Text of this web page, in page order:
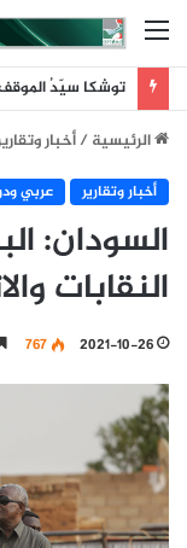
القائمة
توشكا سيّدُ
الرئيسية/أخبار
أخبار وتقارير عربي
السودان:
النقابات
2021-10-26
767